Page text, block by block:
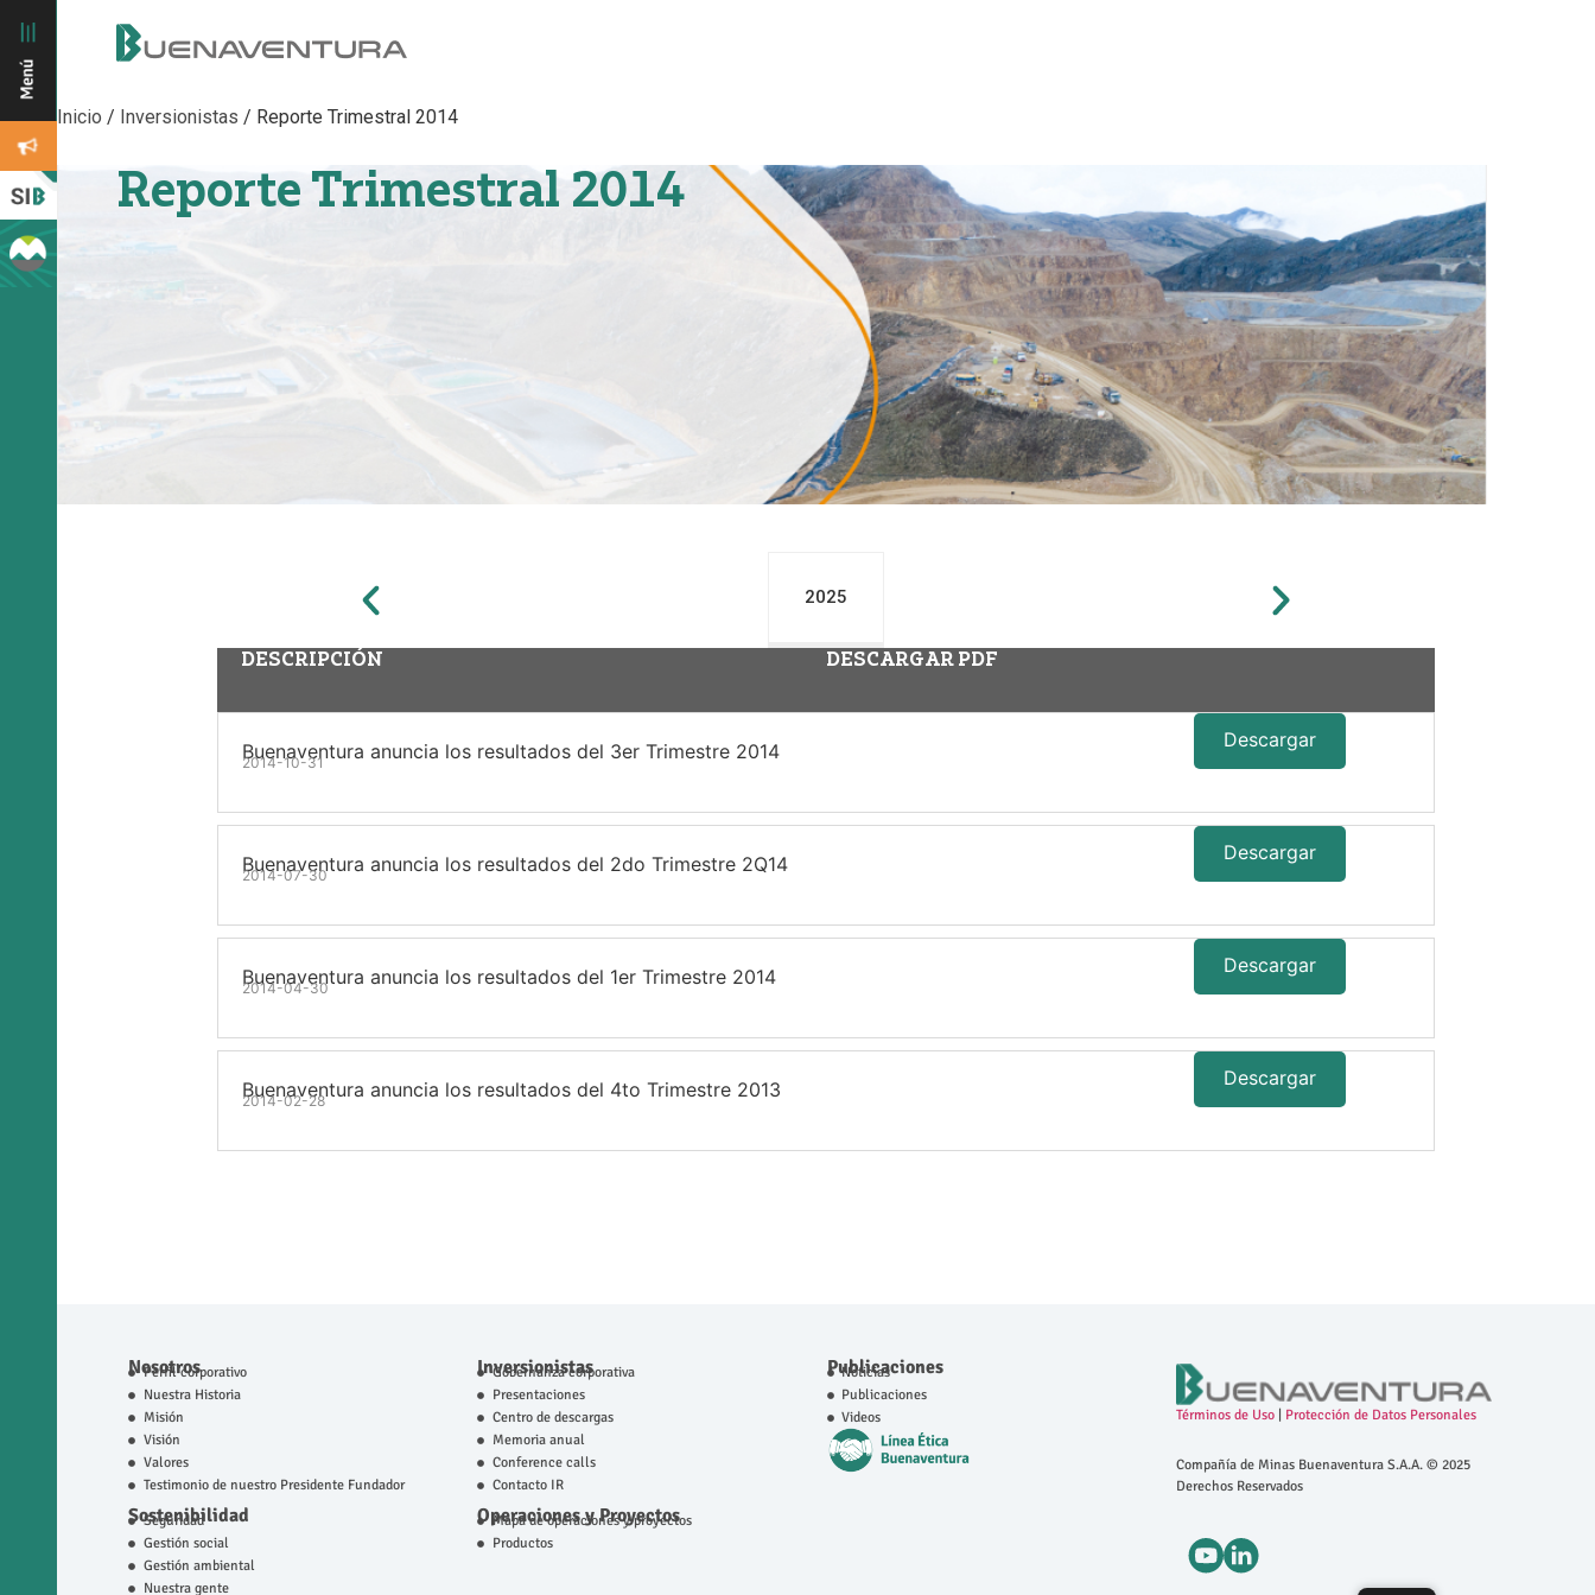
Inicio / Inversionistas / Reporte Trimestral 2014
Reporte Trimestral 2014
2025
DESCRIPCIÓN DESCARGAR PDF
Buenaventura anuncia los resultados del 3er Trimestre 2014
2014-10-31
Descargar
Buenaventura anuncia los resultados del 2do Trimestre 2Q14
2014-07-30
Descargar
Buenaventura anuncia los resultados del 1er Trimestre 2014
2014-04-30
Descargar
Buenaventura anuncia los resultados del 4to Trimestre 2013
2014-02-28
Descargar
Nosotros
Perfil corporativo
Nuestra Historia
Misión
Visión
Valores
Testimonio de nuestro Presidente Fundador
Sostenibilidad
Seguridad
Gestión social
Gestión ambiental
Nuestra gente
Inversionistas
Gobernanza corporativa
Presentaciones
Centro de descargas
Memoria anual
Conference calls
Contacto IR
Operaciones y Proyectos
Mapa de operaciones y proyectos
Productos
Publicaciones
Noticias
Publicaciones
Videos
Términos de Uso| Protección de Datos Personales
Compañía de Minas Buenaventura S.A.A. © 2025
Derechos Reservados